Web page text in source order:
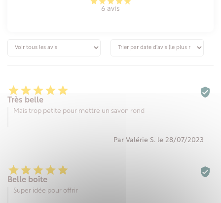
6 avis

Très belle
Mais trop petite pour mettre un savon rond

Par Valérie S. le 28/07/2023

Belle boîte
Super idée pour offrir
